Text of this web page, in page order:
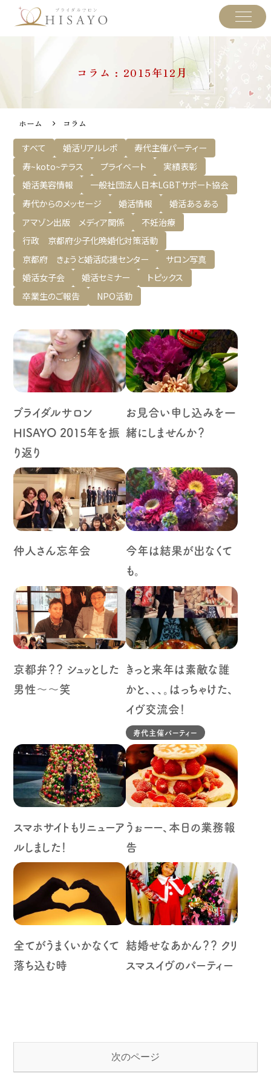
コラム : 2015年12月
ホーム コラム
すべて 婚活リアルレポ
寿代主催パーティー
寿~koto~テラス
プライベート
実績表彰
婚活美容情報
一般社団法人日本LGBTサポート協会
寿代からのメッセージ
婚活情報
婚活あるある
アマゾン出版 メディア関係
不妊治療
行政 京都府少子化晩婚化対策活動
京都府 きょうと婚活応援センター
サロン写真
婚活女子会
婚活セミナー
トピックス
卒業生のご報告
NPO活動
ブライダルサロン
HISAYO 2015年を振
り返り
お見合い申し込みを一
緒にしませんか？
仲人さん忘年会
今年は結果が出なくて
も。
京都弁？？ シュッとした
男性～～笑
きっと来年は素敵な誰
かと、、、。はっちゃけた、
イヴ交流会！
寿代主催パーティー
スマホサイトもリニューア
ルしました！
うぉーー、本日の業務報
告
全てがうまくいかなくて
落ち込む時
結婚せなあかん？？ クリ
スマスイヴのパーティー
次のページ